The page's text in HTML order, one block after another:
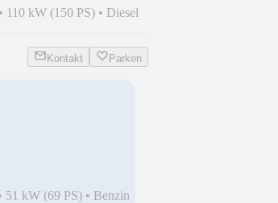
• 110 kW (150 PS) • Diesel
Kontakt Parken
51 kW (69 PS) • Benzin